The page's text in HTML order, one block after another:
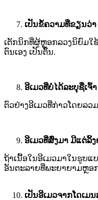
ເປັນ​ຂໍ້ຄວາມ​ທີ່​ຂຽນ​ວ່າ​
ເຕັກ​ນິກ​ທີ່ຜູ້​ຫຼອກລວງ​ນິຍົມ​ໃ
ຕົນເອງ​ ເປັນ​ຕົ້ນ.​
ອີ​ເມ​ວທີ່​ບໍ່​ໄດ້​ລະ​ບຸ​ຊື່​ເ
ຕົວຢ່າງ​ອີ​ເມ​ວທີ່ກ່າວ​ໂດຍລວ
ອີ​ເມ​ວ​ທີ່​ສົ່ງ​ມາ​ ມີແຕ່ລິ້
ຖ້າ​ເນື້ອໃນອີ​ເມ​ວມາ​ໃນຮູບ
ອັນຕະລາຍ​ທີ່​ພະຍາຍາມ​ຫຼອ
ເປັນ​ອີ​ເມ​ວຈາກ​ໂດ​ເມ